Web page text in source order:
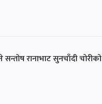
रानाभाट सुनचाँदी चोरीको